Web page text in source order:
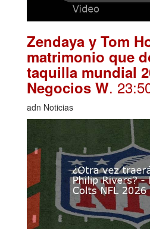
Zendaya y Tom
matrimonio que
taquilla mundial
Negocios W.
adn Noticias